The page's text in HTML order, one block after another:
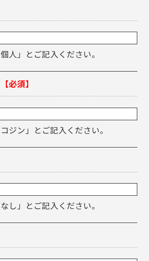
人」とご記入ください。
【必須】
ジン」とご記入ください。
し」とご記入ください。